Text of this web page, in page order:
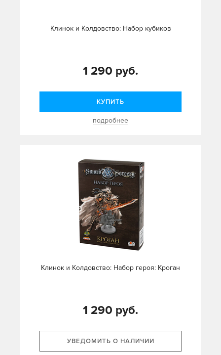
Клинок и Колдовство: Набор кубиков
1 290 руб.
КУПИТЬ
подробнее
Клинок и Колдовство: Набор героя: Кроган
1 290 руб.
УВЕДОМИТЬ О НАЛИЧИИ